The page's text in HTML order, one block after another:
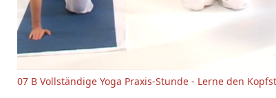
07 B Vollständige Yoga Praxis-Stunde - Lerne den